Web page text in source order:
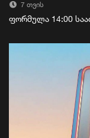
7 თვის
ფორმულა 14:00